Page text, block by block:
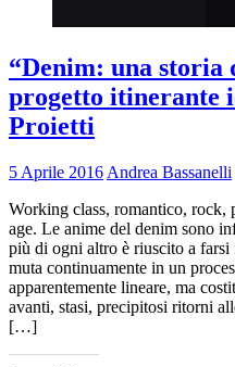
“Denim: una storia
progetto itinerante
Proietti
5 Aprile 2016 Andrea Bassanelli
Working class, romantico,
age. Le anime del denim sono
più di ogni altro è riuscito a
muta continuamente in un
apparentemente lineare, ma
avanti, stasi, precipitosi ritorni
[…]